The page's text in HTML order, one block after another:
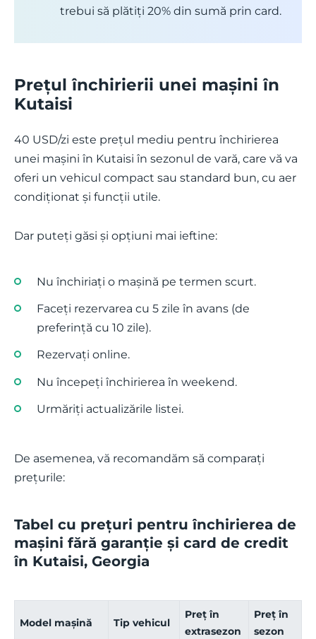
trebui să plătiți 20% din sumă prin card.
Prețul închirierii unei mașini în
Kutaisi
40 USD/zi este prețul mediu pentru închirierea
unei mașini în Kutaisi în sezonul de vară, care vă va
oferi un vehicul compact sau standard bun, cu aer
condiționat și funcții utile.
Dar puteți găsi și opțiuni mai ieftine:
Nu închiriați o mașină pe termen scurt.
Faceți rezervarea cu 5 zile în avans (de
preferință cu 10 zile).
Rezervați online.
Nu începeți închirierea în weekend.
Urmăriți actualizările listei.
De asemenea, vă recomandăm să comparați
prețurile:
Tabel cu prețuri pentru închirierea de
mașini fără garanție și card de credit
în Kutaisi, Georgia
Model mașină Tip vehicul
Preț în
extrasezon
Preț în
sezon